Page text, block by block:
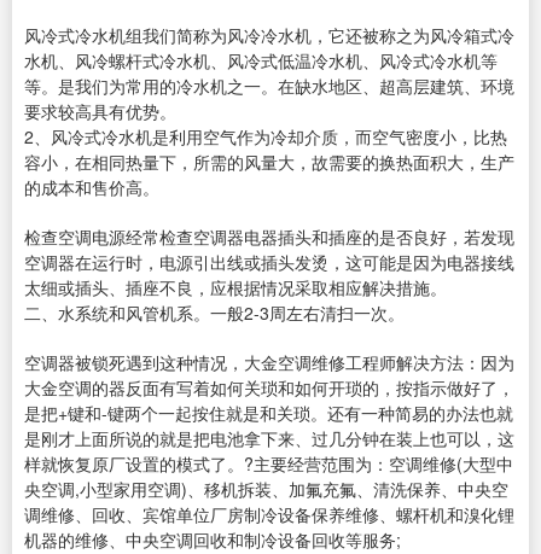
风冷式冷水机组我们简称为风冷冷水机，它还被称之为风冷箱式冷
水机、风冷螺杆式冷水机、风冷式低温冷水机、风冷式冷水机等
等。是我们为常用的冷水机之一。在缺水地区、超高层建筑、环境
要求较高具有优势。
2、风冷式冷水机是利用空气作为冷却介质，而空气密度小，比热
容小，在相同热量下，所需的风量大，故需要的换热面积大，生产
的成本和售价高。
检查空调电源经常检查空调器电器插头和插座的是否良好，若发现
空调器在运行时，电源引出线或插头发烫，这可能是因为电器接线
太细或插头、插座不良，应根据情况采取相应解决措施。
二、水系统和风管机系。一般2-3周左右清扫一次。
空调器被锁死遇到这种情况，大金空调维修工程师解决方法：因为
大金空调的器反面有写着如何关琐和如何开琐的，按指示做好了，
是把+键和-键两个一起按住就是和关琐。还有一种简易的办法也就
是刚才上面所说的就是把电池拿下来、过几分钟在装上也可以，这
样就恢复原厂设置的模式了。?主要经营范围为：空调维修(大型中
央空调,小型家用空调)、移机拆装、加氟充氟、清洗保养、中央空
调维修、回收、宾馆单位厂房制冷设备保养维修、螺杆机和溴化锂
机器的维修、中央空调回收和制冷设备回收等服务;